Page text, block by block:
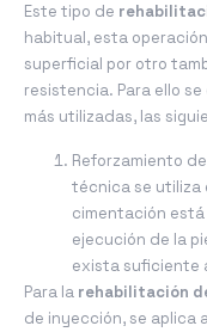
Este tipo de
habitual, esta
superficial por otro
resistencia. Para ello
más utilizadas, las
Reforzamiento
técnica se utiliza
cimentación
ejecución de la
exista suficiente
Para la rehabilitación
de inyección, se aplica